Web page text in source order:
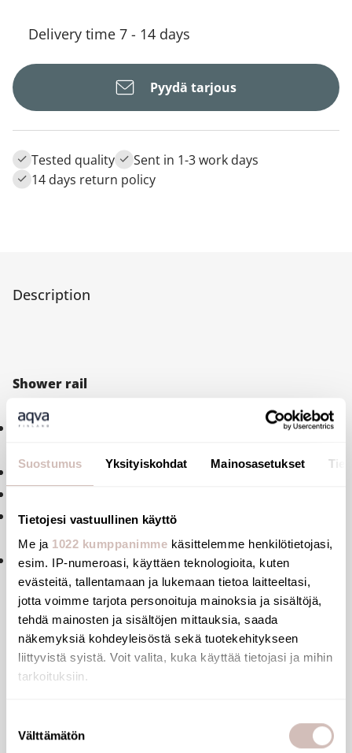
Suostumus Yksityiskohdat Mainosasetukset
Tietojesi vastuullinen käyttö
Me ja 1022 kumppanimme käsittelemme henkilötietojasi,
esim. IP-numeroasi, käyttäen teknologioita, kuten
evästeitä, tallentamaan ja lukemaan tietoa laitteeltasi,
jotta voimme tarjota personoituja mainoksia ja sisältöjä,
tehdä mainosten ja sisältöjen mittauksia, saada
näkemyksiä kohdeyleisöstä sekä tuotekehitykseen
liittyvistä syistä. Voit valita, kuka käyttää tietojasi ja mihin
tarkoituksiin.
Kerätä tietoja maantieteellisestä sijainnistasi,
valinta
Välttämätön
Delivery time 7 - 14 days
Pyydä tarjous
Tested quality
Sent in 1-3 work days
14 days return policy
Description
Shower rail
Chrome-plated shower rail Ø 25mm, overall length
Adjustable, tilting shower head holder.
Chrome-plated soap dish.
Advantages
Adjustable mounting height.
Files